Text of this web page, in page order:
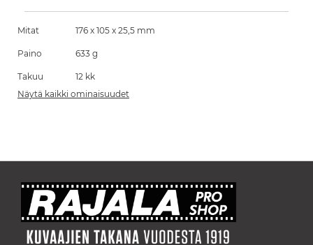
Mitat 176 x 105 x 25,5 mm
Paino 633 g
Takuu
12 kk
Näytä kaikki ominaisuudet